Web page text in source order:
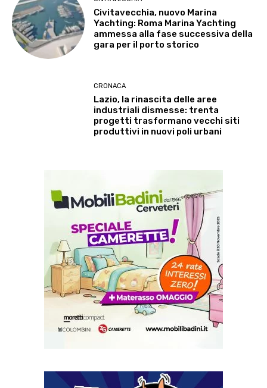
Civitavecchia, nuovo Marina
Yachting: Roma Marina Yachting
ammessa alla fase successiva della
gara per il porto storico
CRONACA
Lazio, la rinascita delle aree
industriali dismesse: trenta
progetti trasformano vecchi siti
produttivi in nuovi poli urbani